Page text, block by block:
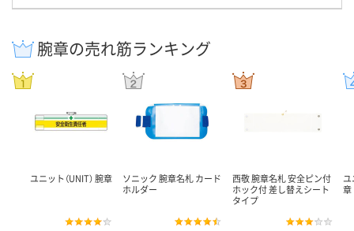
腕章の売れ筋ランキング
ユニット（UNIT） 腕章
ソニック 腕章名札 カード
ホルダー
西敬 腕章名札 安全ピン付
ホック付 差し替えシート
タイプ